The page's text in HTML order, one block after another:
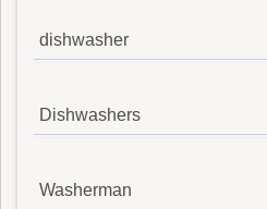
dishwasher
Dishwashers
Washerman